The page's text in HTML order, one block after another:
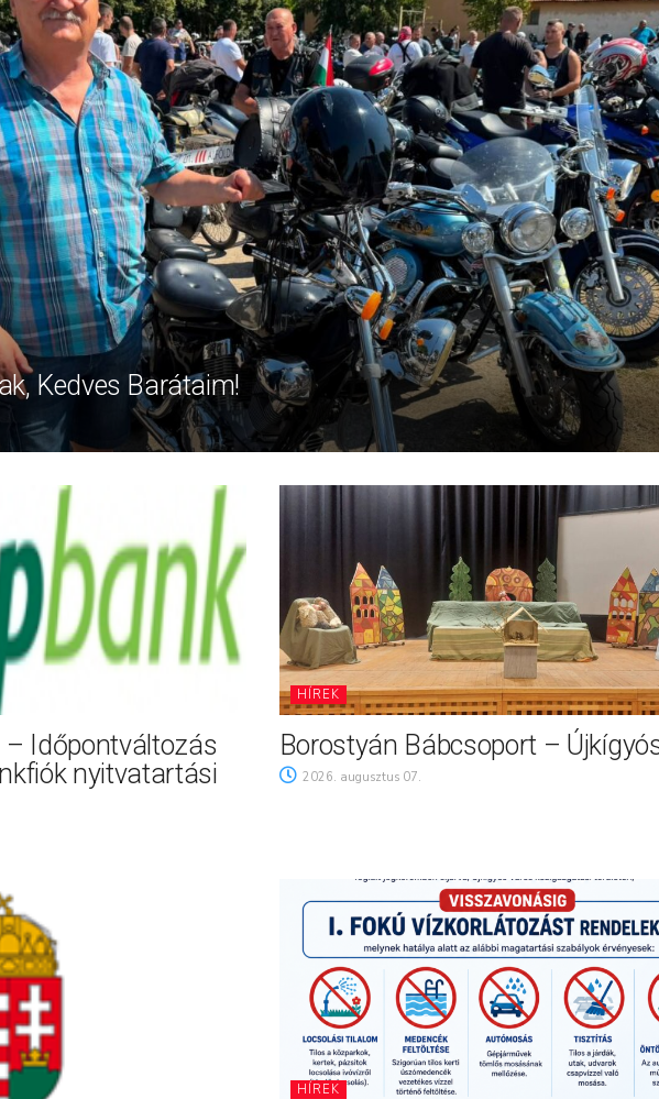
Kedves Barátaim!
– Időpontváltozás
nyitvatartási
HÍREK
Borostyán Bábcsoport –
2026. augusztus 07.
HÍREK